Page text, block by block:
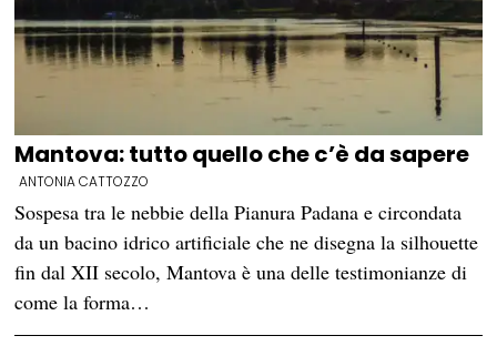
Mantova: tutto quello che c’è da sapere
ANTONIA CATTOZZO
Sospesa tra le nebbie della Pianura Padana e circondata
da un bacino idrico artificiale che ne disegna la silhouette
fin dal XII secolo, Mantova è una delle testimonianze di
come la forma…